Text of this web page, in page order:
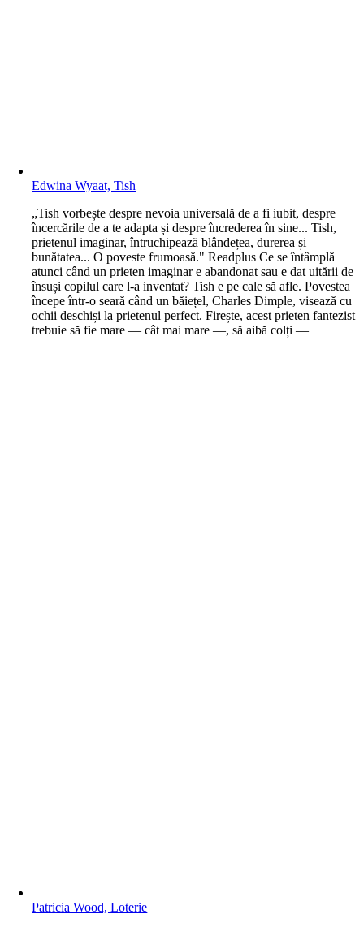
Edwina Wyaat, Tish
„Tish vorbește despre nevoia universală de a fi iubit, despre
încercările de a te adapta și despre încrederea în sine... Tish,
prietenul imaginar, întruchipează blândețea, durerea și
bunătatea... O poveste frumoasă." Readplus Ce se întâmplă
atunci când un prieten imaginar e abandonat sau e dat uitării de
însuși copilul care l-a inventat? Tish e pe cale să afle. Povestea
începe într-o seară când un băiețel, Charles Dimple, visează cu
ochii deschiși la prietenul perfect. Firește, acest prieten fantezist
trebuie să fie mare — cât mai mare —, să aibă colți —
Patricia Wood, Loterie